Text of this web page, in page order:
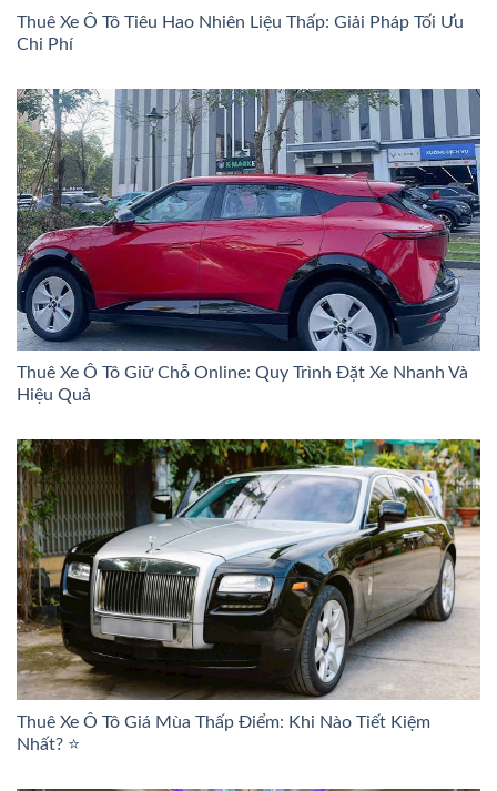
Thuê Xe Ô Tô Tiêu Hao Nhiên Liệu Thấp: Giải Pháp Tối Ưu
Chi Phí
Thuê Xe Ô Tô Giữ Chỗ Online: Quy Trình Đặt Xe Nhanh Và
Hiệu Quả
Thuê Xe Ô Tô Giá Mùa Thấp Điểm: Khi Nào Tiết Kiệm
Nhất? ⭐